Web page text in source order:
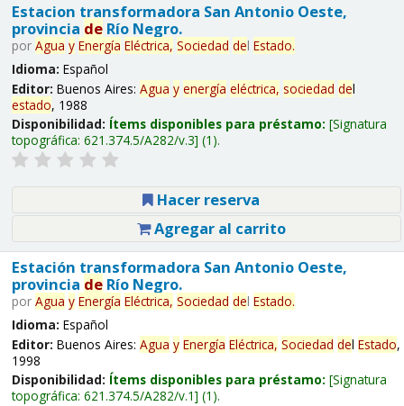
Estacion transformadora San Antonio Oeste,
provincia deRío Negro.
por Agua y Energía Eléctrica, Sociedad del Estado.
Idioma: Español
Editor: Buenos Aires: Agua y energía eléctrica, sociedad del
estado, 1988
Disponibilidad: Ítems disponibles para préstamo: Signatura
topográfica: 621.374.5/A282/v.3 (1).
Hacer reserva
Agregar al carrito
Estación transformadora San Antonio Oeste,
provincia deRío Negro.
por Agua y Energía Eléctrica, Sociedad del Estado.
Idioma: Español
Editor: Buenos Aires: Agua y Energía Eléctrica, Sociedad del Estado,
1998
Disponibilidad: Ítems disponibles para préstamo: Signatura
topográfica: 621.374.5/A282/v.1 (1).